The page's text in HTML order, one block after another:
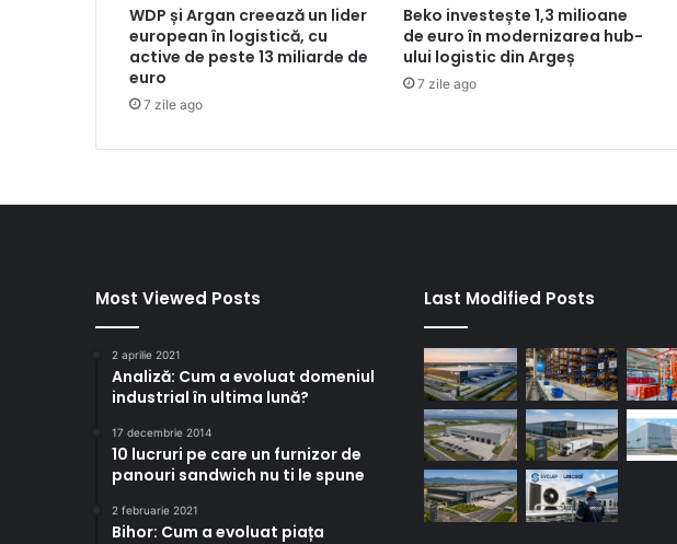
WDP și Argan creează un lider
european în logistică, cu
active de peste 13 miliarde de
euro
7 zile ago
Beko investește 1,3 milioane
de euro în modernizarea hub-
ului logistic din Argeș
7 zile ago
Most Viewed Posts
2 aprilie 2021
Analiză: Cum a evoluat domeniul
industrial în ultima lună?
17 decembrie 2014
10 lucruri pe care un furnizor de
panouri sandwich nu ti le spune
2 februarie 2021
Bihor: Cum a evoluat piața
Last Modified Posts